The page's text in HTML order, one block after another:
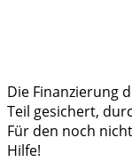
Die Finanzierung
Teil gesichert,
Für den noch
Hilfe!